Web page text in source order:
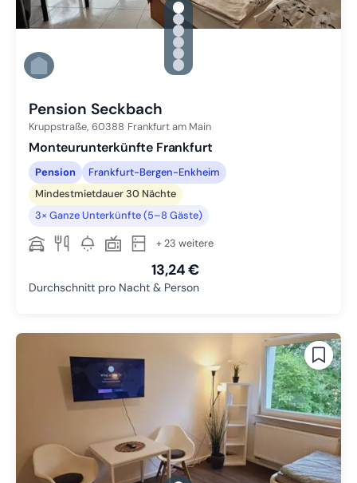
gallery.slide_selector
Zu Slide 1 wechseln
Zu Slide 2 wechseln
Zu Slide 3 wechseln
Zu Slide 4 wechseln
Zu Slide 5 wechseln
Zu Slide 6 wechseln
Pension Seckbach
Kruppstraße, 60388 Frankfurt am Main
Monteurunterkünfte Frankfurt
Pension
Frankfurt-Bergen-Enkheim
Mindestmietdauer 30 Nächte
3× Ganze Unterkünfte (5–8 Gäste)
+ 23 weitere
13,24 €
Durchschnitt pro Nacht & Person